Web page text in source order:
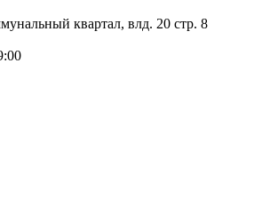
квартал, влд. 20 стр. 8